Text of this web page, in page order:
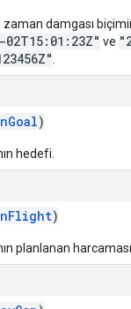
damgası
02T15:01:23Z" ve
)
hedefi.
)
planlanan